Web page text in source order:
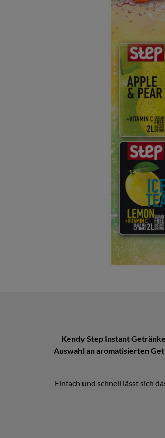
Kendy Step Instant
Auswahl an aromatisierten
Einfach und schnell lässt sich
wie Apfel & Birne, Ananas &